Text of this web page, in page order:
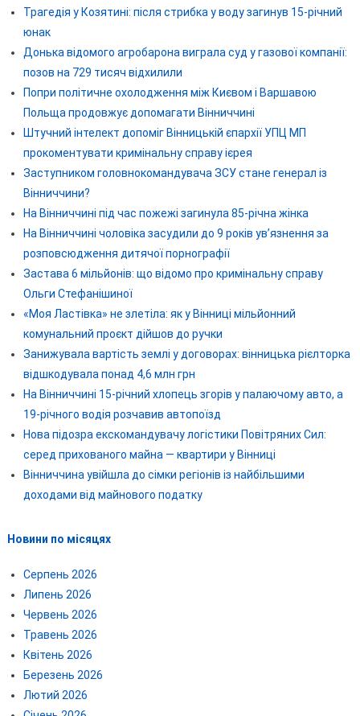
Трагедія у Козятині: після стрибка у воду загинув 15-річний
юнак
Донька відомого агробарона виграла суд у газової компанії:
позов на 729 тисяч відхилили
Попри політичне охолодження між Києвом і Варшавою
Польща продовжує допомагати Вінниччині
Штучний інтелект допоміг Вінницькій єпархії УПЦ МП
прокоментувати кримінальну справу ієрея
Заступником головнокомандувача ЗСУ стане генерал із
Вінниччини?
На Вінниччині під час пожежі загинула 85-річна жінка
На Вінниччині чоловіка засудили до 9 років ув’язнення за
розповсюдження дитячої порнографії
Застава 6 мільйонів: що відомо про кримінальну справу
Ольги Стефанішиної
«Моя Ластівка» не злетіла: як у Вінниці мільйонний
комунальний проєкт дійшов до ручки
Занижувала вартість землі у договорах: вінницька рієлторка
відшкодувала понад 4,6 млн грн
На Вінниччині 15-річний хлопець згорів у палаючому авто, а
19-річного водія розчавив автопоїзд
Нова підозра екскомандувачу логістики Повітряних Сил:
серед прихованого майна — квартири у Вінниці
Вінниччина увійшла до сімки регіонів із найбільшими
доходами від майнового податку
Новини по місяцях
Серпень 2026
Липень 2026
Червень 2026
Травень 2026
Квітень 2026
Березень 2026
Лютий 2026